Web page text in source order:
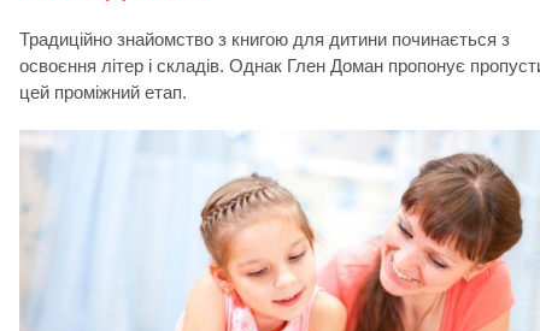
Традиційно знайомство з книгою для дитини починається з
освоєння літер і складів. Однак Глен Доман пропонує
цей проміжний етап.